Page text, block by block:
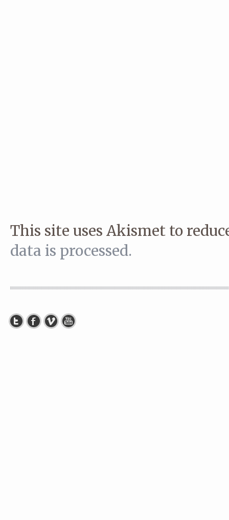
This site uses Akismet to
data is processed.